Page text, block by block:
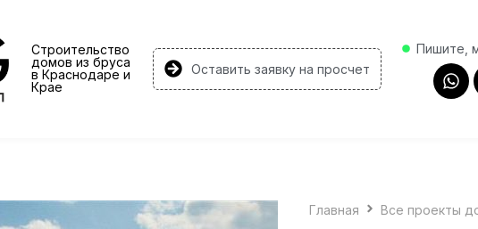
Строительство
домов из бруса
в Краснодаре и
Крае
Оставить заявку на просчет
Пишите,
Главная Все проекты